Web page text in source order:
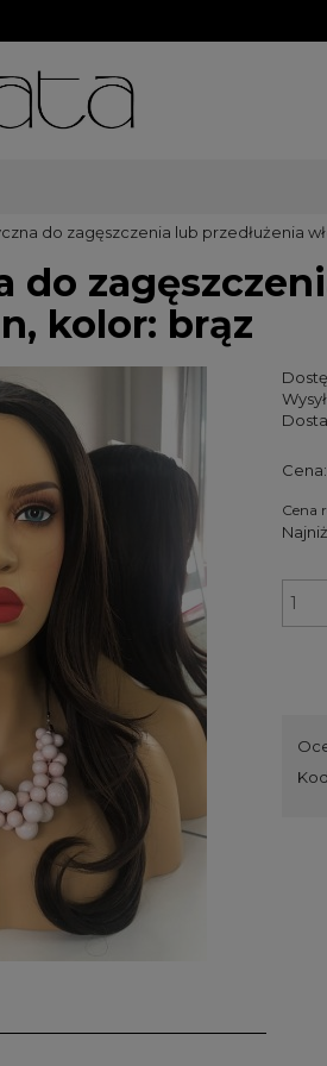
do zagęszczenia lub przedłużenia
do
kolor: brąz
Cena:
Cena